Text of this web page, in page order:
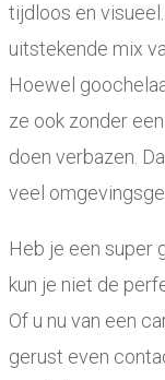
tijdloos en
uitstekende mix
Hoewel
ze ook zonder
doen verbazen.
veel
Heb je een super
kun je niet de
Of u nu van een
gerust even